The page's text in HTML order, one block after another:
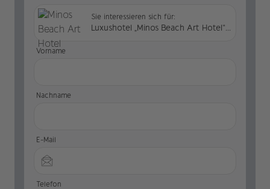
Sie interessieren sich für:
Vorname
Nachname
E-Mail
Telefon